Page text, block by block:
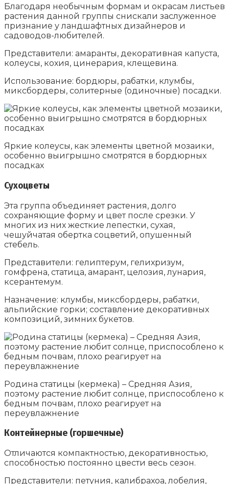
Благодаря необычным формам и окрасам листьев
растения данной группы снискали заслуженное
признание у ландшафтных дизайнеров и
садоводов-любителей.
Представители: амаранты, декоративная капуста,
колеусы, кохия, цинерария, клещевина.
Использование: бордюры, рабатки, клумбы,
миксбордеры, солитерные (одиночные) посадки.
Яркие колеусы, как элементы цветной мозаики,
особенно выигрышно смотрятся в бордюрных
посадках
Сухоцветы
Эта группа объединяет растения, долго
сохраняющие форму и цвет после срезки. У
многих из них жесткие лепестки, сухая,
чешуйчатая обертка соцветий, опушенный
стебель.
Представители: гелиптерум, гелихризум,
гомфрена, статица, амарант, целозия, лунария,
ксерантемум.
Назначение: клумбы, миксбордеры, рабатки,
альпийские горки; составление декоративных
композиций, зимних букетов.
Родина статицы (кермека) – Средняя Азия,
поэтому растение любит солнце, приспособлено к
бедным почвам, плохо реагирует на
переувлажнение
Контейнерные (горшечные)
Отличаются компактностью, декоративностью,
способностью постоянно цвести весь сезон.
Представители: петуния, калибрахоа, лобелия,